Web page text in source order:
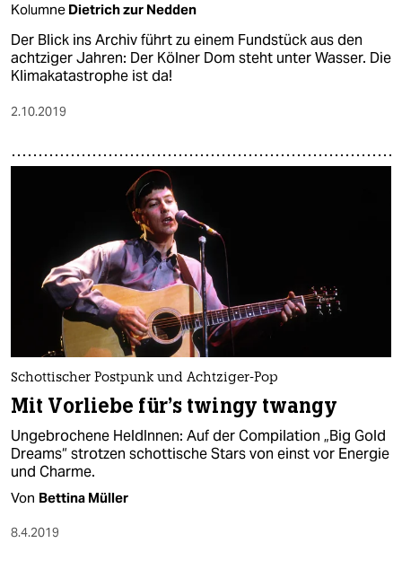
Kolumne Dietrich zur Nedden
Der Blick ins Archiv führt zu einem Fundstück aus den
achtziger Jahren: Der Kölner Dom steht unter Wasser. Die
Klimakatastrophe ist da!
2.10.2019
Schottischer Postpunk und Achtziger-Pop
Mit Vorliebe für's twingy twangy
Ungebrochene HeldInnen: Auf der Compilation „Big Gold
Dreams“ strotzen schottische Stars von einst vor Energie
und Charme.
Von Bettina Müller
8.4.2019